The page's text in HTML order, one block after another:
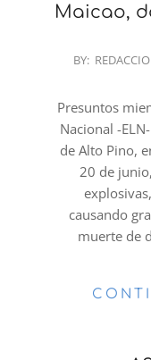
Maicao,
2025-
20
BY:
Presuntos
Nacional -
de Alto Pino,
20 de
causando
muerte de